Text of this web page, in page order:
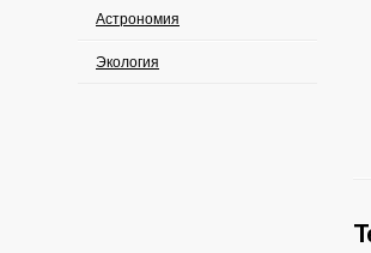
Астрономия
Экология